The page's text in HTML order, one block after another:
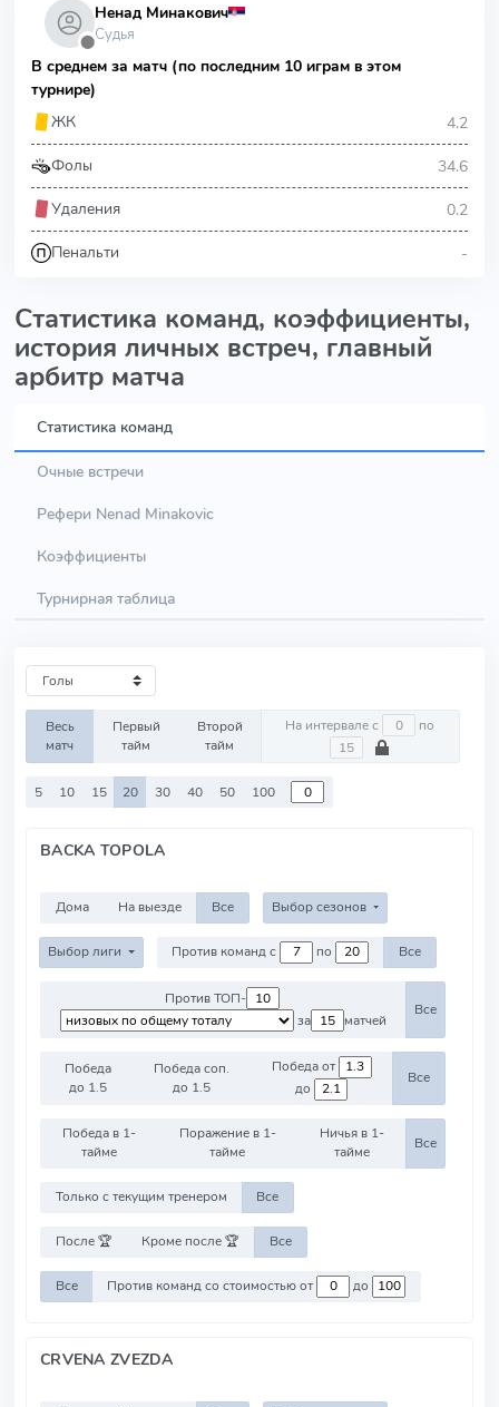
⬤
Ненад Минакович
Судья
В среднем за матч (по последним 10 играм в этом
турнире)
ЖК
4.2
Фолы 34.6
Удаления 0.2
Пенальти -
Статистика команд, коэффициенты,
история личных встреч, главный
арбитр матча
Статистика команд
Очные встречи
Рефери Nenad Minakovic
Коэффициенты
Турнирная таблица
Весь
матч
Первый
тайм
Второй
тайм
На интервале с по
5 10 15 20 30 40 50 100
BACKA TOPOLA
Дома На выезде Все Выбор сезонов
Выбор лиги Против команд с по Все
Против ТОП-
за
матчей
Все
Победа
до 1.5
Победа соп.
до 1.5
Победа от
до
Все
Победа в 1-
тайме
Поражение в 1-
тайме
Ничья в 1-
тайме
Все
Только с текущим тренером Все
После 🏆 Кроме после 🏆 Все
Все Против команд со стоимостью от до
CRVENA ZVEZDA